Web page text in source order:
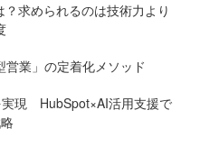
求められるのは技術力より
業」の定着化メソッド
現 HubSpot×AI活用支援で